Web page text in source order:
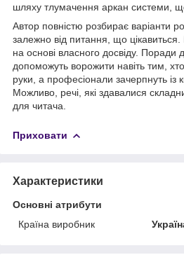
шляху тлумачення аркан системи,
Автор повністю розбирає варіанти
залежно від питання, що
на основі власного досвіду. Поради
допоможуть ворожити навіть тим,
руки, а професіонали зачерпнуть із
Можливо, речі, які здавалися
для читача.
Приховати
Характеристики
Основні атрибути
Країна виробник